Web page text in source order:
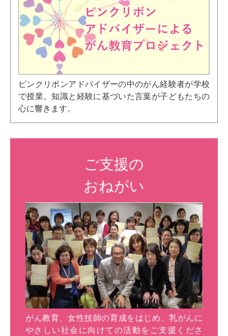
ピンクリボンアドバイザーの中のがん経験者が学校
で授業。知識と経験に基づいた言葉が子どもたちの
心に響きます。
ご支援の
おねがい
がん教育、女性技師の育成をはじめ、乳がんに
やさしい社会に向けての活動をご支援くださ